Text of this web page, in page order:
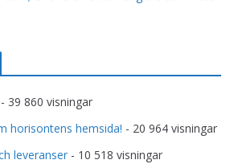
- 39 860 visningar
horisontens hemsida! - 20 964 visningar
leveranser - 10 518 visningar